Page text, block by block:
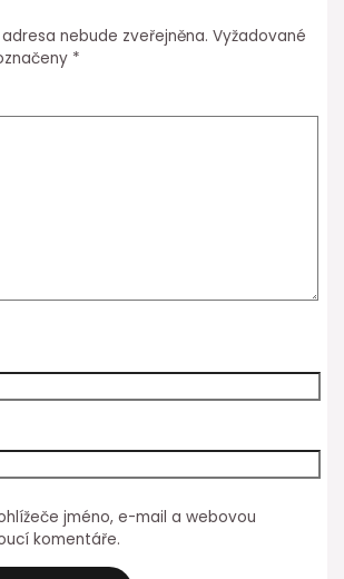
nebude zveřejněna. Vyžadované
*
jméno, e-mail a webovou
komentáře.